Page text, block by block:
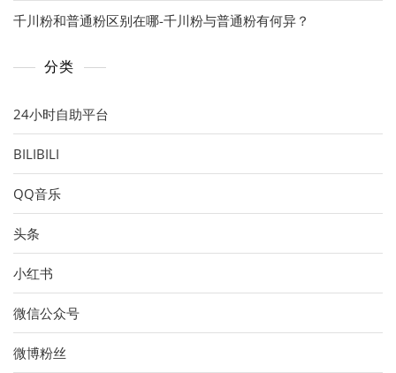
千川粉和普通粉区别在哪-千川粉与普通粉有何异？
分类
24小时自助平台
BILIBILI
QQ音乐
头条
小红书
微信公众号
微博粉丝